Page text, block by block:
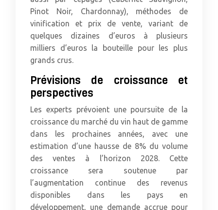
Pinot Noir, Chardonnay), méthodes de
vinification et prix de vente, variant de
quelques dizaines d’euros à plusieurs
milliers d’euros la bouteille pour les plus
grands crus.
Prévisions de croissance et
perspectives
Les experts prévoient une poursuite de la
croissance du marché du vin haut de gamme
dans les prochaines années, avec une
estimation d’une hausse de 8% du volume
des ventes à l’horizon 2028. Cette
croissance sera soutenue par
l’augmentation continue des revenus
disponibles dans les pays en
développement, une demande accrue pour